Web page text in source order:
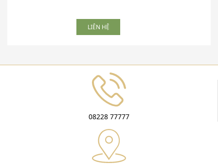
LIÊN HỆ
08228 77777